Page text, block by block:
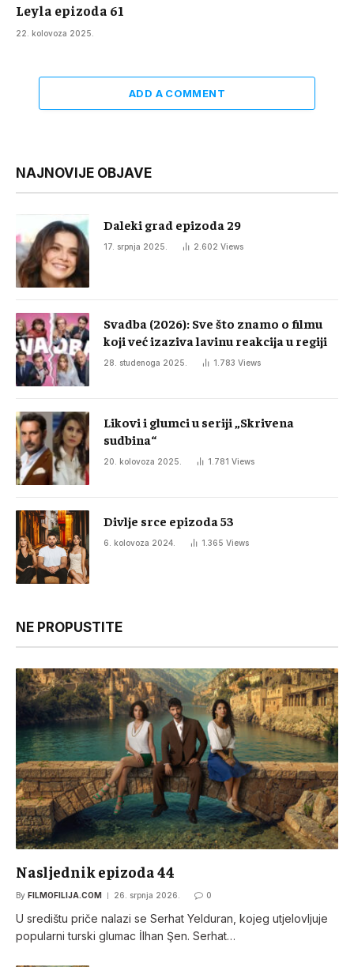
Leyla epizoda 61
22. kolovoza 2025.
ADD A COMMENT
NAJNOVIJE OBJAVE
Daleki grad epizoda 29
17. srpnja 2025. 2.602 Views
Svadba (2026): Sve što znamo o filmu
koji već izaziva lavinu reakcija u regiji
28. studenoga 2025. 1.783 Views
Likovi i glumci u seriji „Skrivena
sudbina“
20. kolovoza 2025. 1.781 Views
Divlje srce epizoda 53
6. kolovoza 2024. 1.365 Views
NE PROPUSTITE
Nasljednik epizoda 44
By FILMOFILIJA.COM 26. srpnja 2026. 0
U središtu priče nalazi se Serhat Yelduran, kojeg utjelovljuje
popularni turski glumac İlhan Şen. Serhat…